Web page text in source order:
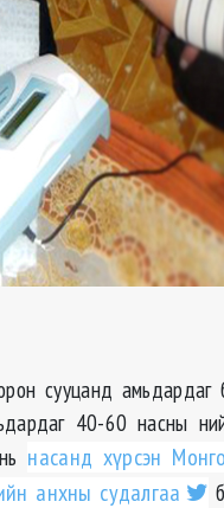
сууцанд амьдардаг
40-60 насны
насанд хүрсэн
анхны судалгаа